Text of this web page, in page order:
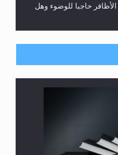
الأظافر حاجبا للوضوء وهل
الميلادية أو الهجرية؟